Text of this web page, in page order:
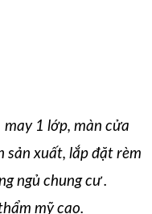
1 lớp, màn cửa
sản xuất, lắp đặt rèm
ngủ chung cư .
mỹ cao.